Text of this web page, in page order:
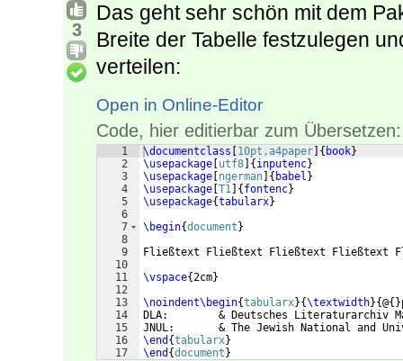
3
Das geht sehr schön mit dem
Breite der Tabelle festzulegen
verteilen:
Open in Online-Editor
Code, hier editierbar zum Übersetzen:
1
2
3
4
5
6
7
8
9
10
11
12
13
14
15
16
17
\documentclass 10pt,a4paper { book}
\usepackage utf8 { inputenc}
\usepackage ngerman { babel }
\usepackage T1 { fontenc}
\usepackage{tabularx}
\begin{document }
Fließtext Fließtext Fließtext Fließtext
\vspace{2cm}
\noindent\begin{tabularx}{\textwidth}{@{ }
DLA:        & Deutsches Literaturarchiv
JNUL:       & The Jewish National and
\end {tabularx}
\end {document }